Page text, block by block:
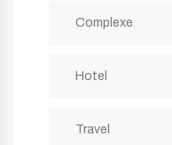
Complexe
Hotel
Travel